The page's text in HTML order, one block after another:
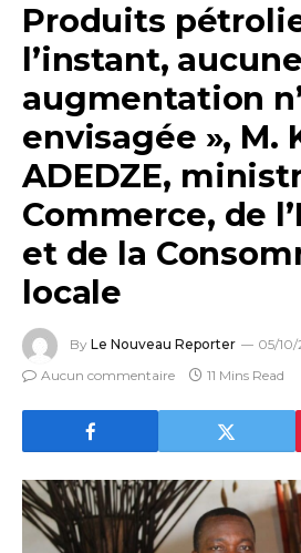
Produits
l’instant, aucune
augmentation
envisagée », M.
ADEDZE,
Commerce, de
et de la
locale
By Le Nouveau Reporter
05/
Aucun commentaire
11 Mins Read